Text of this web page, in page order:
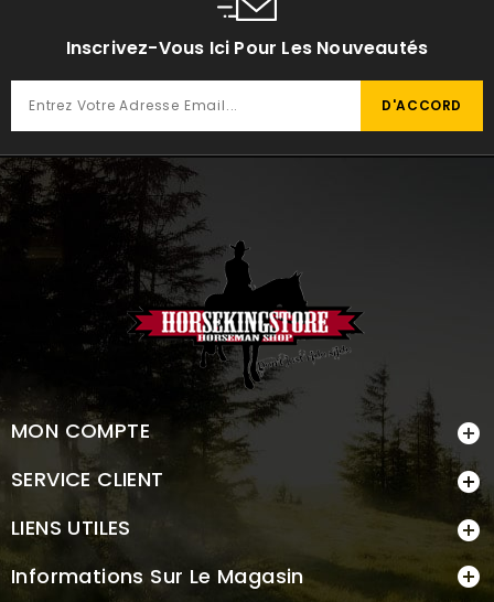
Inscrivez-Vous Ici Pour Les Nouveautés
MON COMPTE 
SERVICE CLIENT 
LIENS UTILES 
Informations Sur Le Magasin 